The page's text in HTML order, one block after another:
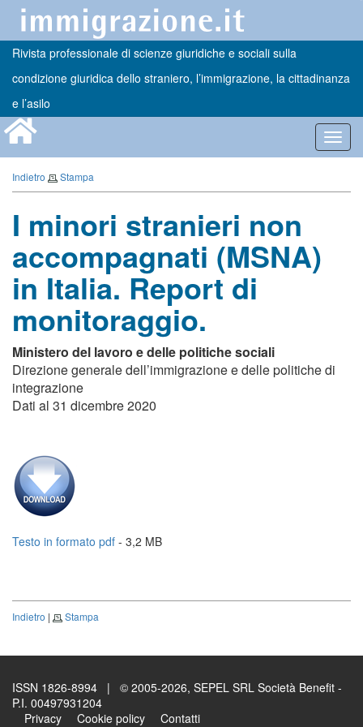
Rivista professionale di scienze giuridiche e sociali sulla
condizione giuridica dello straniero, l’immigrazione, la cittadinanza
e l’asilo
Indietro Stampa
I minori stranieri non
accompagnati (MSNA)
in Italia. Report di
monitoraggio.
Ministero del lavoro e delle politiche sociali
Direzione generale dell’immigrazione e delle politiche di
integrazione
Dati al 31 dicembre 2020
Testo in formato pdf - 3,2 MB
Indietro | Stampa
ISSN 1826-8994 | © 2005-2026, SEPEL SRL Società Benefit -
P.I. 00497931204
Privacy
Cookie policy
Contatti